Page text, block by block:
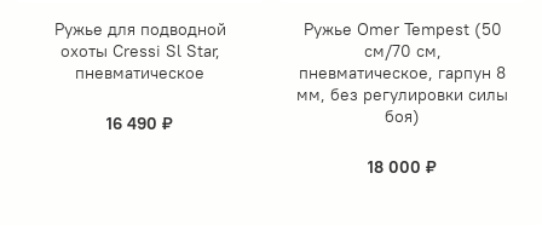
Ружье для подводной
охоты Сressi Sl Star,
пневматическое
16 490 ₽
Ружье Omer Tempest (50
см/70 см,
пневматическое, гарпун 8
мм, без регулировки силы
боя)
18 000 ₽